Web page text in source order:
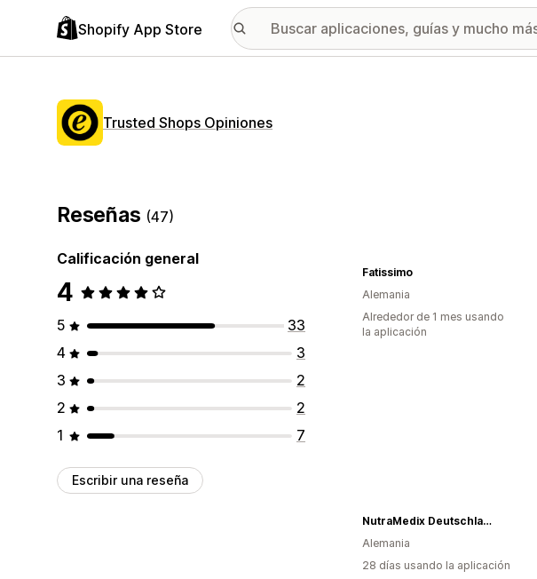
Shopify App Store
Trusted Shops Opiniones
Reseñas (47)
Calificación general
4
5
33
4
3
3
2
2
2
1
7
Escribir una reseña
Fatissimo
Alemania
Alrededor de 1 mes usando
la aplicación
NutraMedix Deutschland GmbH
Alemania
28 días usando la aplicación